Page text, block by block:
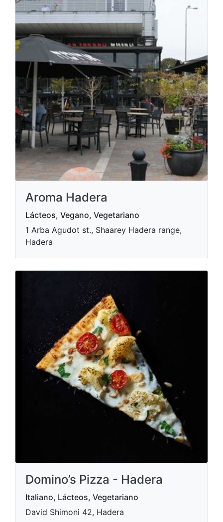
Aroma Hadera
Lácteos, Vegano, Vegetariano
1 Arba Agudot st., Shaarey Hadera range,
Hadera
Domino’s Pizza - Hadera
Italiano, Lácteos, Vegetariano
David Shimoni 42, Hadera